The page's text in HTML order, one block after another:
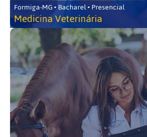
Formiga-MG • Bacharel • Presencial
Medicina Veterinária